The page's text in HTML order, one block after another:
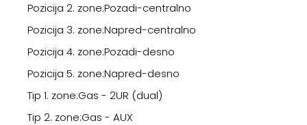
Pozicija 2. zone:Pozadi-centralno
Pozicija 3. zone:Napred-centralno
Pozicija 4. zone:Pozadi-desno
Pozicija 5. zone:Napred-desno
Tip 1. zone:Gas - 2UR (dual)
Tip 2. zone:Gas - AUX